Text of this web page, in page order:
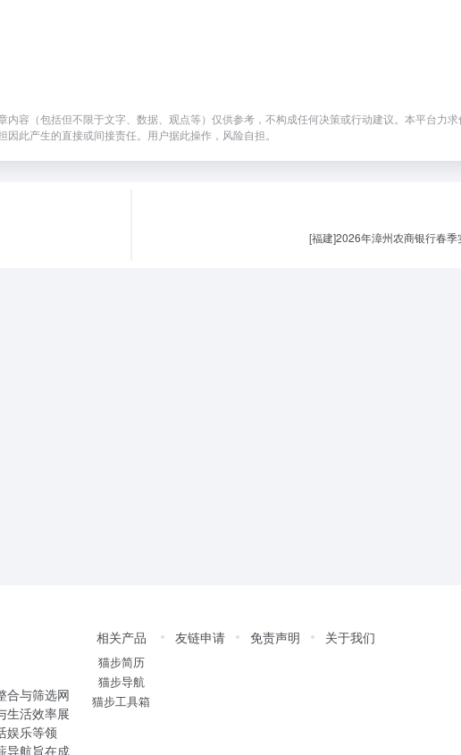
容（包括但不限于文字、数据、观点等）仅供参考，不构成任何决策或行动建议。本平台力求
此产生的直接或间接责任。用户据此操作，风险自担。
[福建]2026年漳州农商银行春
合与筛选网
生活效率展
娱乐等领
导航旨在成
相关产品
猫步简历
猫步导航
猫步工具箱
友链申请 免责声明 关于我们